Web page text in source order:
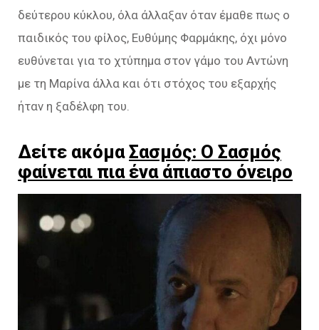
δεύτερου κύκλου, όλα άλλαξαν όταν έμαθε πως ο
παιδικός του φίλος, Ευθύμης Φαρμάκης, όχι μόνο
ευθύνεται για το χτύπημα στον γάμο του Αντώνη
με τη Μαρίνα άλλα και ότι στόχος του εξαρχής
ήταν η ξαδέλφη του.
Δείτε ακόμαΣασμός: Ο Σασμός
φαίνεται πια ένα άπιαστο όνειρο